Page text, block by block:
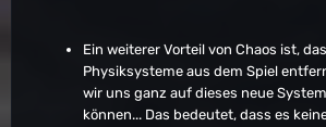
Ein weiterer Vorteil von Chaos ist,
Physiksysteme aus dem Spiel
wir uns ganz auf dieses neue
können... Das bedeutet, dass es